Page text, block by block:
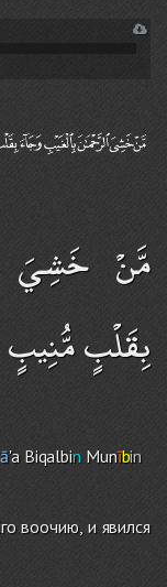
مَّنْ خَشِيَ
بِقَلْبٍ مُّنِيبٍ
ā'a Biqalbin Munībin
воочию, и явился